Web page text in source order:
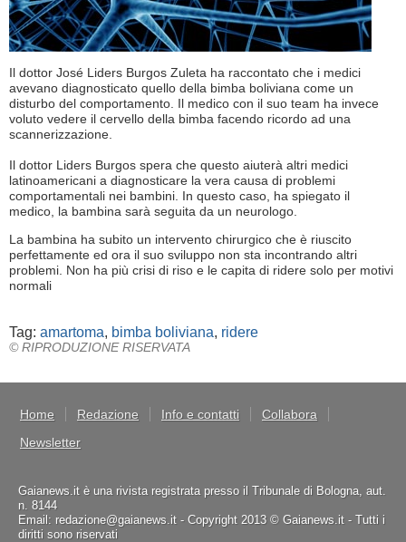
Il dottor José Liders Burgos Zuleta ha raccontato che i medici
avevano diagnosticato quello della bimba boliviana come un
disturbo del comportamento. Il medico con il suo team ha invece
voluto vedere il cervello della bimba facendo ricordo ad una
scannerizzazione.
Il dottor Liders Burgos spera che questo aiuterà altri medici
latinoamericani a diagnosticare la vera causa di problemi
comportamentali nei bambini. In questo caso, ha spiegato il
medico, la bambina sarà seguita da un neurologo.
La bambina ha subito un intervento chirurgico che è riuscito
perfettamente ed ora il suo sviluppo non sta incontrando altri
problemi. Non ha più crisi di riso e le capita di ridere solo per motivi
normali
Tag: amartoma, bimba boliviana, ridere
© RIPRODUZIONE RISERVATA
Home Redazione Info e contatti
Collabora
Newsletter
Gaianews.it è una rivista registrata presso il Tribunale di Bologna, aut.
n. 8144
Email: redazione@gaianews.it - Copyright 2013 © Gaianews.it - Tutti i
diritti sono riservati